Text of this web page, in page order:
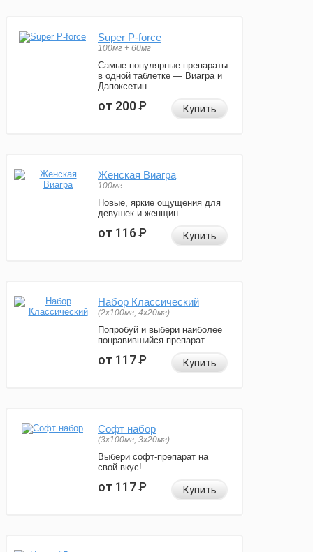
Super P-force
100мг + 60мг
Самые популярные препараты
в одной таблетке — Виагра и
Дапоксетин.
от 200Р Купить
Женская Виагра
100мг
Новые, яркие ощущения для
девушек и женщин.
от 116Р Купить
Набор Классический
(2x100мг, 4x20мг)
Попробуй и выбери наиболее
понравившийся препарат.
от 117Р Купить
Софт набор
(3x100мг, 3x20мг)
Выбери софт-препарат на
свой вкус!
от 117Р Купить